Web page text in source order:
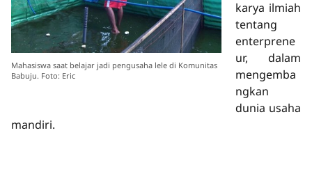
Mahasiswa saat belajar jadi pengusaha lele di Komunitas
Babuju. Foto: Eric
karya ilmiah
tentang
enterprene
ur, dalam
mengemba
ngkan
dunia usaha
mandiri.